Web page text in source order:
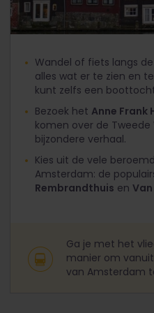
Wandel of fiets langs
alles wat er te zien en
kunt zelfs een
Bezoek het Anne Frank
komen over de Tweede
bijzondere verhaal.
Kies uit de vele
Amsterdam: de
Rembrandthuis en
Ga je met het
manier om
van Amsterdam